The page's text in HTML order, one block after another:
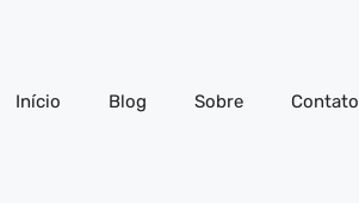
Início Blog Sobre Contato